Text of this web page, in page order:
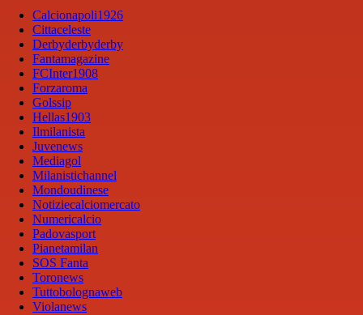
Calcionapoli1926
Cittaceleste
Derbyderbyderby
Fantamagazine
FCInter1908
Forzaroma
Golssip
Hellas1903
Ilmilanista
Juvenews
Mediagol
Milanistichannel
Mondoudinese
Notiziecalciomercato
Numericalcio
Padovasport
Pianetamilan
SOS Fanta
Toronews
Tuttobolognaweb
Violanews